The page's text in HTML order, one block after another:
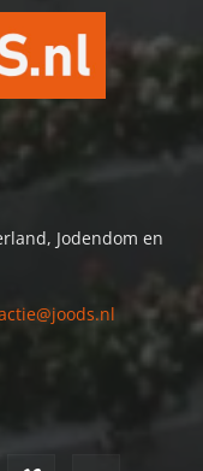
Jodendom en